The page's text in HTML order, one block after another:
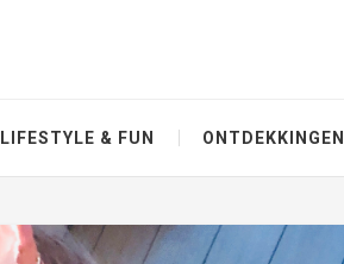
LIFESTYLE & FUN ONTDEKKINGEN